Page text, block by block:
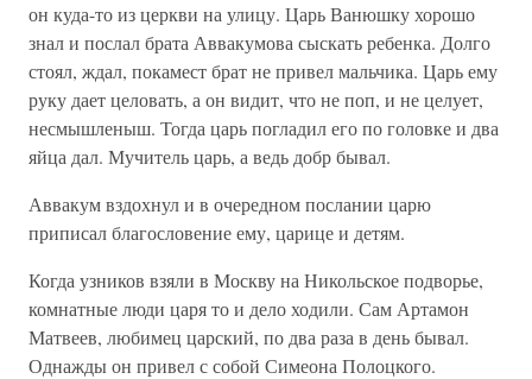
он куда-то из церкви на улицу. Царь Ванюшку хорошо
знал и послал брата Аввакумова сыскать ребенка. Долго
стоял, ждал, покамест брат не привел мальчика. Царь ему
руку дает целовать, а он видит, что не поп, и не целует,
несмышленыш. Тогда царь погладил его по головке и два
яйца дал. Мучитель царь, а ведь добр бывал.
Аввакум вздохнул и в очередном послании царю
приписал благословение ему, царице и детям.
Когда узников взяли в Москву на Никольское подворье,
комнатные люди царя то и дело ходили. Сам Артамон
Матвеев, любимец царский, по два раза в день бывал.
Однажды он привел с собой Симеона Полоцкого.